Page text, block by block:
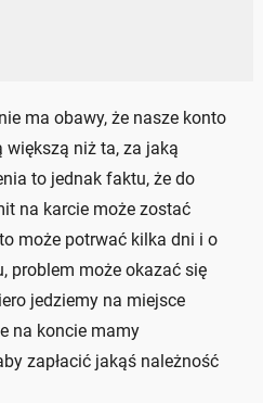
ma obawy, że nasze konto
niż ta, za jaką
to jednak faktu, że do
na karcie może zostać
może potrwać kilka dni i o
problem może okazać się
jedziemy na miejsce
na koncie mamy
zapłacić jakąś należność